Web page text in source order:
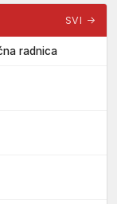
SVI →
radnica